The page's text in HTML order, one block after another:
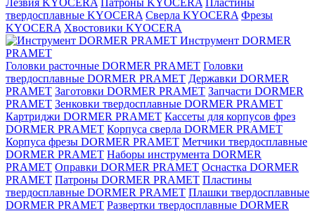
Лезвия KYOCERA Патроны KYOCERA
Пластины
твердосплавные KYOCERA Сверла KYOCERA Фрезы
KYOCERA Хвостовики KYOCERA
Инструмент DORMER
PRAMET
Головки расточные DORMER PRAMET Головки
твердосплавные DORMER PRAMET Державки DORMER
PRAMET Заготовки DORMER PRAMET Запчасти DORMER
PRAMET Зенковки твердосплавные DORMER PRAMET
Картриджи DORMER PRAMET Кассеты для корпусов фрез
DORMER PRAMET Корпуса сверла DORMER PRAMET
Корпуса фрезы DORMER PRAMET Метчики твердосплавные
DORMER PRAMET Наборы инструмента DORMER
PRAMET Оправки DORMER PRAMET Оснастка DORMER
PRAMET Патроны DORMER PRAMET Пластины
твердосплавные DORMER PRAMET Плашки твердосплавные
DORMER PRAMET Развертки твердосплавные DORMER